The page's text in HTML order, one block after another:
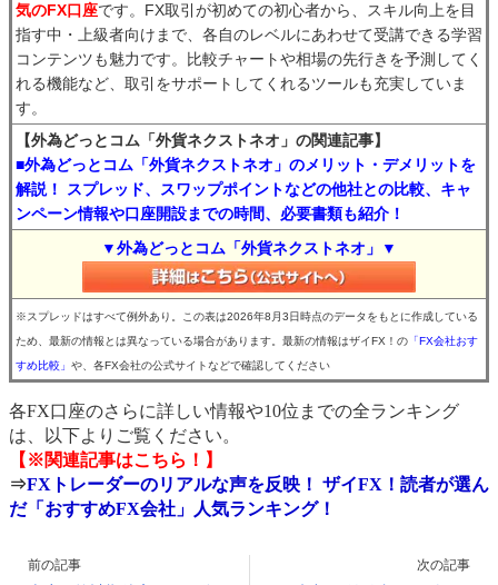
気のFX口座です。FX取引が初めての初心者から、スキル向上を目
指す中・上級者向けまで、各自のレベルにあわせて受講できる学習
コンテンツも魅力です。比較チャートや相場の先行きを予測してく
れる機能など、取引をサポートしてくれるツールも充実していま
す。
【外為どっとコム「外貨ネクストネオ」の関連記事】
■外為どっとコム「外貨ネクストネオ」のメリット・デメリットを
解説！ スプレッド、スワップポイントなどの他社との比較、キャ
ンペーン情報や口座開設までの時間、必要書類も紹介！
▼外為どっとコム「外貨ネクストネオ」▼
※スプレッドはすべて例外あり。この表は2026年8月3日時点のデータをもとに作成している
ため、最新の情報とは異なっている場合があります。最新の情報はザイFX！の 「FX会社おす
すめ比較」 や、各FX会社の公式サイトなどで確認してください
各FX口座のさらに詳しい情報や10位までの全ランキング
は、以下よりご覧ください。
【※関連記事はこちら！】
⇒FXトレーダーのリアルな声を反映！ ザイFX！読者が選ん
だ「おすすめFX会社」人気ランキング！
前の記事 次の記事